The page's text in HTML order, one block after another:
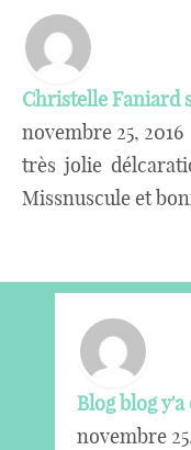
Christelle Faniard
novembre 25, 2016
très jolie
Missnuscule et
Blog blog
novembre